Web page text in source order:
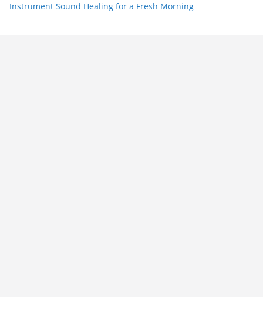
Instrument Sound Healing for a Fresh Morning